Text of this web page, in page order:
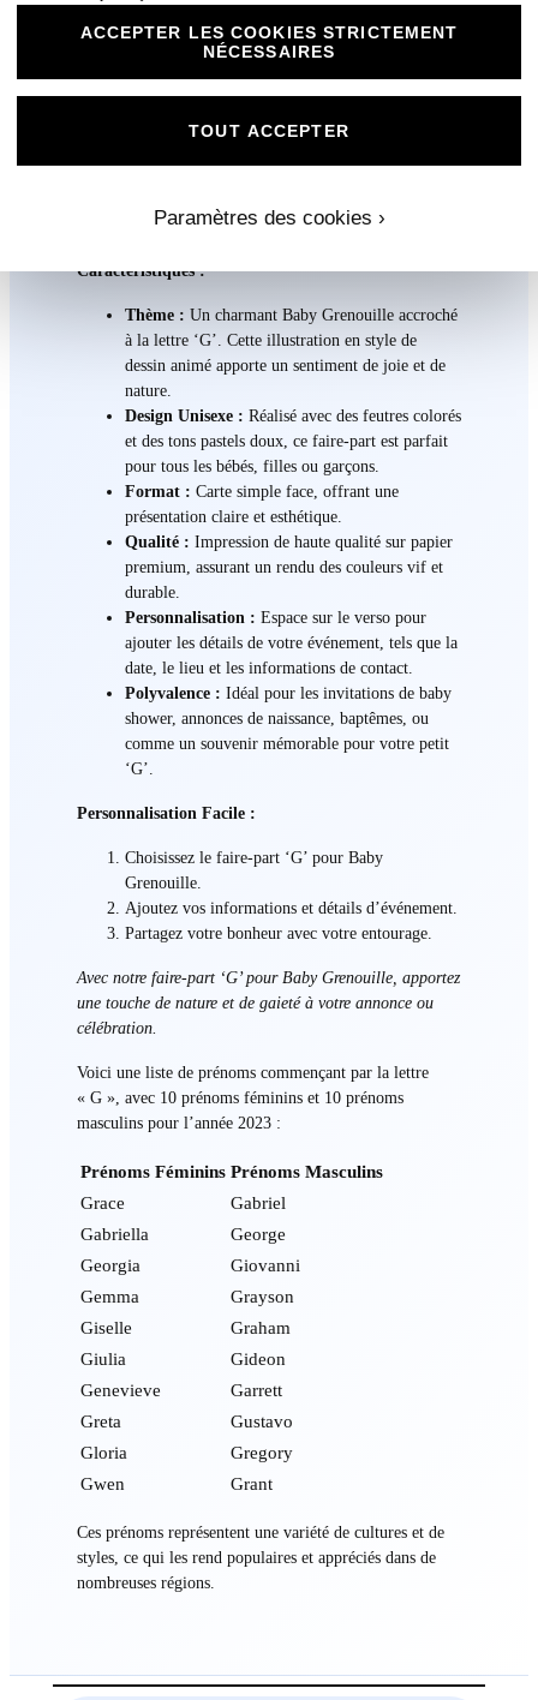
Faire-Part ‘G’ pour Baby Grenouille – Idéal pour
les Prénoms Commençant par G
pour les enfants dont le prénom commence par ‘G’.
Caractéristiques :
Thème : Un charmant Baby Grenouille accroché
à la lettre ‘G’. Cette illustration en style de
dessin animé apporte un sentiment de joie et de
nature.
Design Unisexe : Réalisé avec des feutres colorés
et des tons pastels doux, ce faire-part est parfait
pour tous les bébés, filles ou garçons.
Format : Carte simple face, offrant une
présentation claire et esthétique.
Qualité : Impression de haute qualité sur papier
premium, assurant un rendu des couleurs vif et
durable.
Personnalisation : Espace sur le verso pour
ajouter les détails de votre événement, tels que la
date, le lieu et les informations de contact.
Polyvalence : Idéal pour les invitations de baby
shower, annonces de naissance, baptêmes, ou
comme un souvenir mémorable pour votre petit
‘G’.
Personnalisation Facile :
Choisissez le faire-part ‘G’ pour Baby
Grenouille.
Ajoutez vos informations et détails d’événement.
Partagez votre bonheur avec votre entourage.
Avec notre faire-part ‘G’ pour Baby Grenouille, apportez
une touche de nature et de gaieté à votre annonce ou
célébration.
Voici une liste de prénoms commençant par la lettre
« G », avec 10 prénoms féminins et 10 prénoms
masculins pour l’année 2023 :
Prénoms Féminins Prénoms Masculins
Grace
Gabriel
Gabriella
George
Georgia
Giovanni
Gemma
Grayson
Giselle
Graham
Giulia
Gideon
Genevieve
Garrett
Greta
Gustavo
Gloria
Gregory
Gwen
Grant
Ces prénoms représentent une variété de cultures et de
styles, ce qui les rend populaires et appréciés dans de
nombreuses régions.
ACCEPTER LES COOKIES STRICTEMENT
NÉCESSAIRES
Paramètres des cookies ›
TOUT ACCEPTER